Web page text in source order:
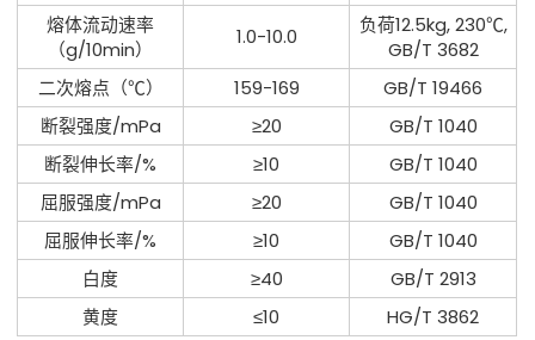
熔体流动速率
（g/10min）
1.0-10.0
负荷12.5kg, 230℃,
GB/T 3682
二次熔点（℃）
159-169
GB/T 19466
断裂强度/mPa
≥20
GB/T 1040
断裂伸长率/%
≥10
GB/T 1040
屈服强度/mPa
≥20
GB/T 1040
屈服伸长率/%
≥10
GB/T 1040
白度
≥40
GB/T 2913
黄度
≤10 HG/T 3862